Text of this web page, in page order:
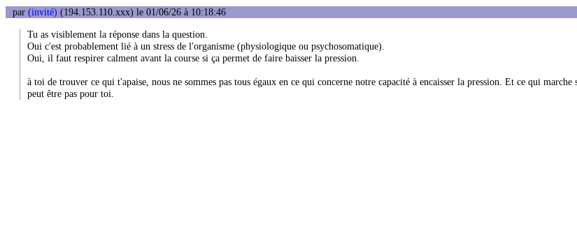
par (invité) (194.153.110.xxx) le 01/06/26 à 10:18:46
Tu as visiblement la réponse dans la question.
Oui c'est probablement lié à un stress de l'organisme (physiologique ou psychosomatique).
Oui, il faut respirer calment avant la course si ça permet de faire baisser la pression.
à toi de trouver ce qui t'apaise, nous ne sommes pas tous égaux en ce qui concerne notre capacité à encaisser la pression. Et ce qui
peut être pas pour toi.